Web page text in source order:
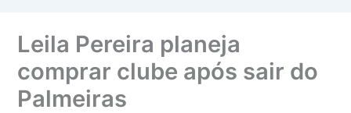
Leila Pereira planeja
comprar clube após sair do
Palmeiras